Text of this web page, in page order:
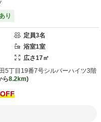
り
定員3名
浴室1室
広さ17㎡
5丁目19番7号シルバーハイツ3階
ら8.2km